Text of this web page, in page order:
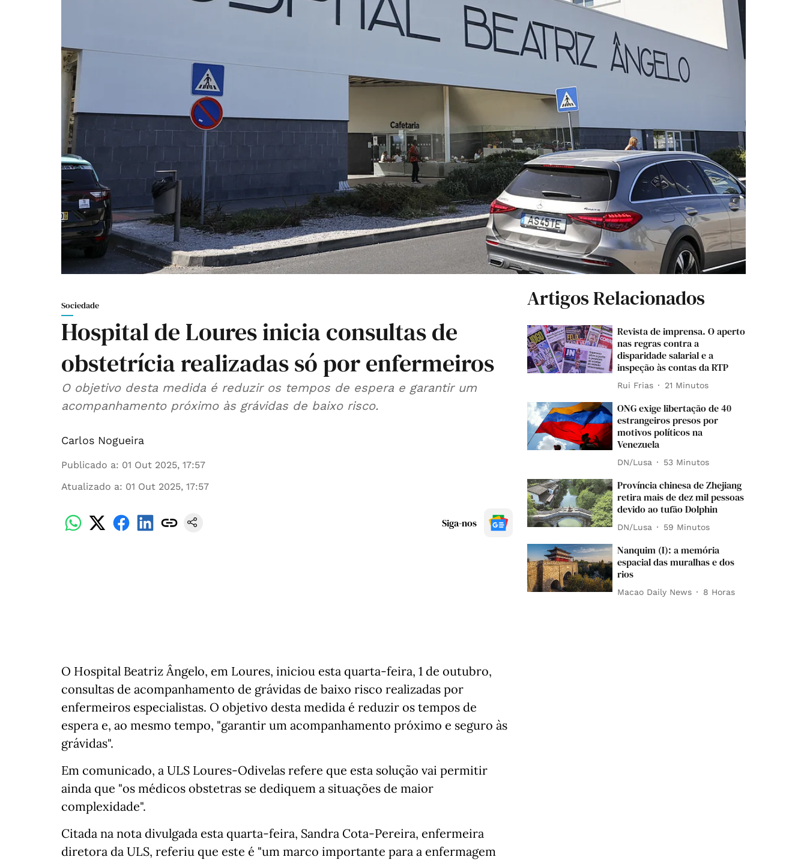
Sociedade
Hospital de Loures inicia consultas de
obstetrícia realizadas só por enfermeiros
O objetivo desta medida é reduzir os tempos de espera e garantir um
acompanhamento próximo às grávidas de baixo risco.
Carlos Nogueira
Publicado a: 01 Out 2025, 17:57
Atualizado a: 01 Out 2025, 17:57
Siga-nos
O Hospital Beatriz Ângelo, em Loures, iniciou esta quarta-feira, 1 de outubro,
consultas de acompanhamento de grávidas de baixo risco realizadas por
enfermeiros especialistas. O objetivo desta medida é reduzir os tempos de
espera e, ao mesmo tempo, "garantir um acompanhamento próximo e seguro às
grávidas".
Em comunicado, a ULS Loures-Odivelas refere que esta solução vai permitir
ainda que "os médicos obstetras se dediquem a situações de maior
complexidade".
Citada na nota divulgada esta quarta-feira, Sandra Cota-Pereira, enfermeira
diretora da ULS, referiu que este é "um marco importante para a enfermagem
Artigos Relacionados
Revista de imprensa. O aperto
nas regras contra a
disparidade salarial e a
inspeção às contas da RTP
Rui Frias 21 Minutos
ONG exige libertação de 40
estrangeiros presos por
motivos políticos na
Venezuela
DN/Lusa 53 Minutos
Província chinesa de Zhejiang
retira mais de dez mil pessoas
devido ao tufão Dolphin
DN/Lusa 59 Minutos
Nanquim (I): a memória
espacial das muralhas e dos
rios
Macao Daily News 8 Horas